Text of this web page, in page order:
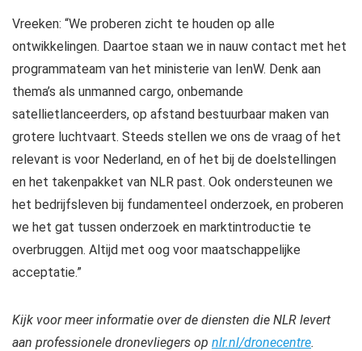
Vreeken: “We proberen zicht te houden op alle
ontwikkelingen. Daartoe staan we in nauw contact met het
programmateam van het ministerie van IenW. Denk aan
thema’s als unmanned cargo, onbemande
satellietlanceerders, op afstand bestuurbaar maken van
grotere luchtvaart. Steeds stellen we ons de vraag of het
relevant is voor Nederland, en of het bij de doelstellingen
en het takenpakket van NLR past. Ook ondersteunen we
het bedrijfsleven bij fundamenteel onderzoek, en proberen
we het gat tussen onderzoek en marktintroductie te
overbruggen. Altijd met oog voor maatschappelijke
acceptatie.”
Kijk voor meer informatie over de diensten die NLR levert
aan professionele dronevliegers op nlr.nl/dronecentre.